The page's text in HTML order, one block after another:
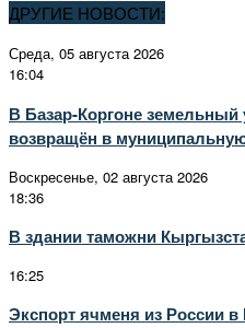
ДРУГИЕ НОВОСТИ:
Среда, 05 августа 2026
16:04
В Базар-Коргоне земельный
возвращён в
Воскресенье, 02 августа 2026
18:36
В здании таможни
16:25
Экспорт ячменя из России